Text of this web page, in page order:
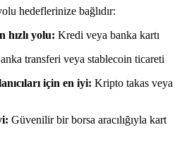
ticaret komisyonlarının tadını çıkarın
hedeflerinize bağlıdır:
hızlı yolu: Kredi veya banka kartı
transferi veya stablecoin ticareti
için en iyi: Kripto takas veya
Güvenilir bir borsa aracılığıyla kart